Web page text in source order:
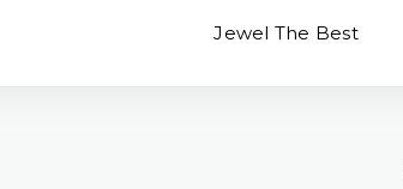
Jewel The Best